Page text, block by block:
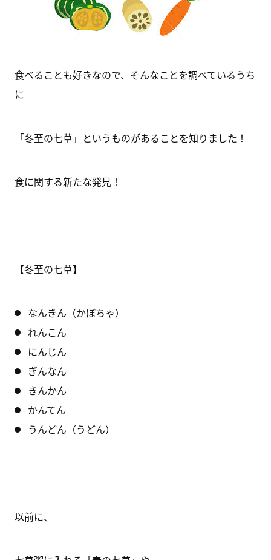
食べることも好きなので、そんなことを調べているうち
に
「冬至の七草」というものがあることを知りました！
食に関する新たな発見！
【冬至の七草】
なんきん（かぼちゃ）
れんこん
にんじん
ぎんなん
きんかん
かんてん
うんどん（うどん）
以前に、